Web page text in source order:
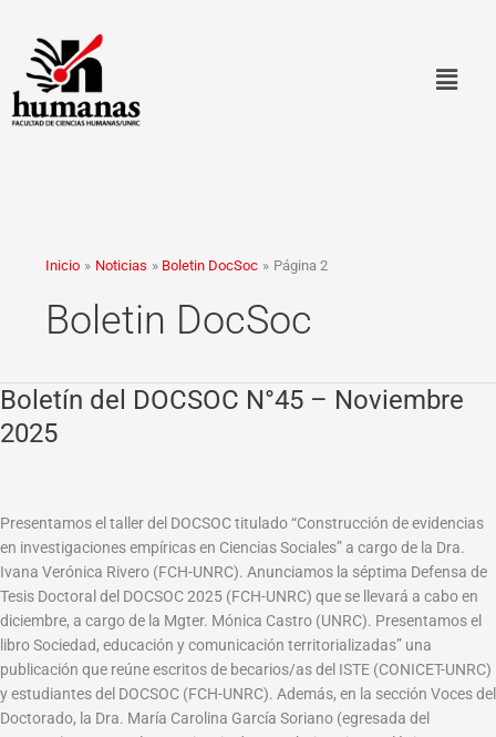
contenido
Inicio Noticias Boletin DocSoc Página 2
Boletin DocSoc
Boletín del DOCSOC N°45 – Noviembre
2025
Presentamos el taller del DOCSOC titulado “Construcción de evidencias
en investigaciones empíricas en Ciencias Sociales” a cargo de la Dra.
Ivana Verónica Rivero (FCH-UNRC). Anunciamos la séptima Defensa de
Tesis Doctoral del DOCSOC 2025 (FCH-UNRC) que se llevará a cabo en
diciembre, a cargo de la Mgter. Mónica Castro (UNRC). Presentamos el
libro Sociedad, educación y comunicación territorializadas” una
publicación que reúne escritos de becarios/as del ISTE (CONICET-UNRC)
y estudiantes del DOCSOC (FCH-UNRC). Además, en la sección Voces del
Doctorado, la Dra. María Carolina García Soriano (egresada del
Boletín
DOCSOC
Noviembre
2025